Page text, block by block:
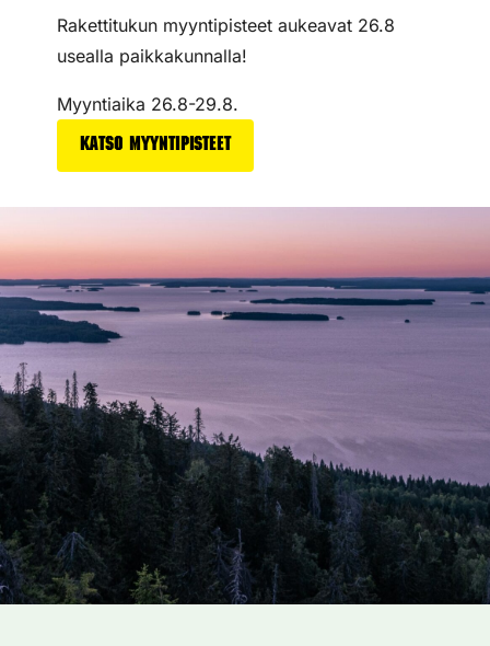
Rakettitukun myyntipisteet aukeavat 26.8
usealla paikkakunnalla!
Myyntiaika 26.8-29.8.
Katso myyntipisteet